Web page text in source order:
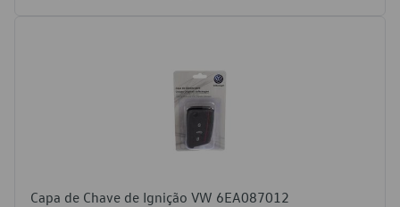
Capa de Chave de Ignição VW 6EA087012